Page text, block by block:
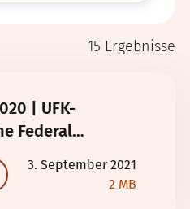
15 Ergebnisse
| UFK-
Federal
3. September 2021
2 MB